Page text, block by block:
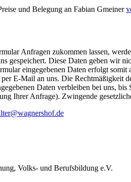
und Belegung an Fabian Gmeiner
Anfragen zukommen lassen,
gespeichert. Diese Daten geben wir
eingegebenen Daten erfolgt
E-Mail an uns. Die Rechtmäßigkeit
Daten verbleiben bei uns,
Ihrer Anfrage). Zwingende
Volks- und Berufsbildung e.V.